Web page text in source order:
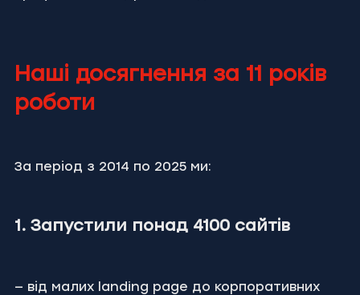
Наші досягнення за 11 років
роботи
За період з 2014 по 2025 ми:
1. Запустили понад 4100 сайтів
— від малих landing page до корпоративних